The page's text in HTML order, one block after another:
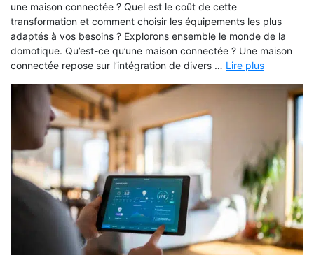
une maison connectée ? Quel est le coût de cette
transformation et comment choisir les équipements les plus
adaptés à vos besoins ? Explorons ensemble le monde de la
domotique. Qu’est-ce qu’une maison connectée ? Une maison
connectée repose sur l’intégration de divers … Lire plus